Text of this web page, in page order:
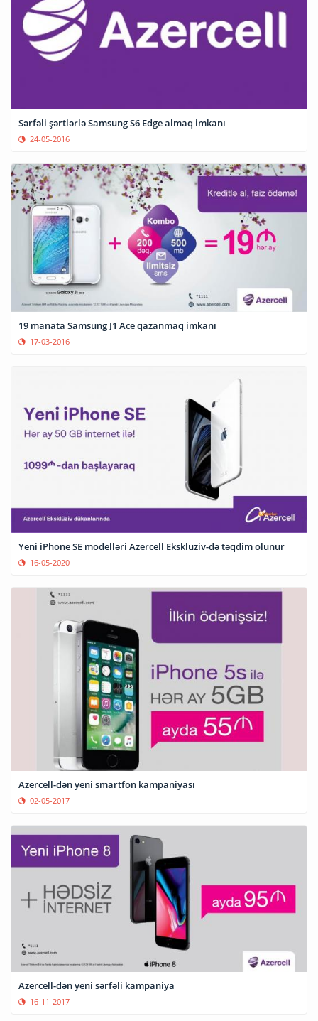
Sərfəli şərtlərlə Samsung S6 Edge almaq imkanı
24-05-2016
19 manata Samsung J1 Ace qazanmaq imkanı
17-03-2016
Yeni iPhone SE modelləri Azercell Eksklüziv-də təqdim olunur
16-05-2020
Azercell-dən yeni smartfon kampaniyası
02-05-2017
Azercell-dən yeni sərfəli kampaniya
16-11-2017